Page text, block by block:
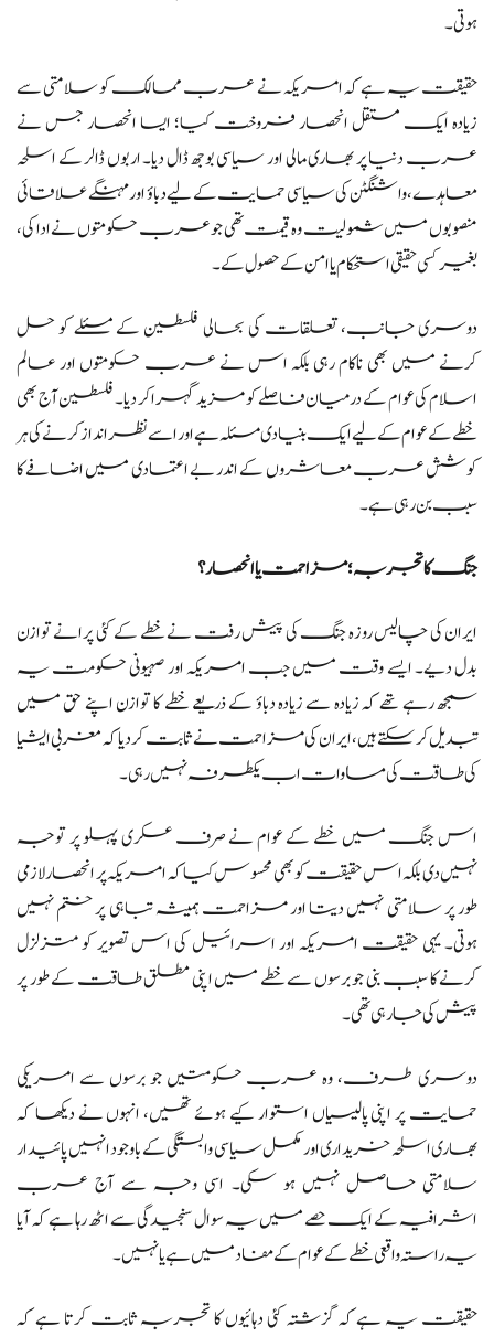
ہوتی۔
حقیقت یہ ہے کہ امریکہ نے عرب ممالک کو سلامتی سے
زیادہ ایک مستقل انحصار فروخت کیا؛ ایسا انحصار جس نے
عرب دنیا پر بھاری مالی اور سیاسی بوجھ ڈال دیا۔ اربوں ڈالر کے اسلحہ
معاہدے، واشنگٹن کی سیاسی حمایت کے لیے دباؤ اور مہنگے علاقائی
منصوبوں میں شمولیت وہ قیمت تھی جو عرب حکومتوں نے ادا کی،
بغیر کسی حقیقی استحکام یا امن کے حصول کے۔
دوسری جانب، تعلقات کی بحالی فلسطین کے مسئلے کو حل
کرنے میں بھی ناکام رہی بلکہ اس نے عرب حکومتوں اور عالم
اسلام کی عوام کے درمیان فاصلے کو مزید گہرا کر دیا۔ فلسطین آج بھی
خطے کے عوام کے لیے ایک بنیادی مسئلہ ہے اور اسے نظر انداز کرنے کی ہر
کوشش عرب معاشروں کے اندر بے اعتمادی میں اضافے کا
سبب بن رہی ہے۔
جنگ کا تجربہ؛ مزاحمت یا انحصار؟
ایران کی چالیس روزہ جنگ کی پیش رفت نے خطے کے کئی پرانے توازن
بدل دیے۔ ایسے وقت میں جب امریکہ اور صہیونی حکومت یہ
سمجھ رہے تھے کہ زیادہ سے زیادہ دباؤ کے ذریعے خطے کا توازن اپنے حق میں
تبدیل کر سکتے ہیں، ایران کی مزاحمت نے ثابت کر دیا کہ مغربی ایشیا
کی طاقت کی مساوات اب یکطرفہ نہیں رہی۔
اس جنگ میں خطے کے عوام نے صرف عسکری پہلو پر توجہ
نہیں دی بلکہ اس حقیقت کو بھی محسوس کیا کہ امریکہ پر انحصار لازمی
طور پر سلامتی نہیں دیتا اور مزاحمت ہمیشہ تباہی پر ختم نہیں
ہوتی۔ یہی حقیقت امریکہ اور اسرائیل کی اس تصویر کو متزلزل
کرنے کا سبب بنی جو برسوں سے خطے میں اپنی مطلق طاقت کے طور پر
پیش کی جا رہی تھی۔
دوسری طرف، وہ عرب حکومتیں جو برسوں سے امریکی
حمایت پر اپنی پالیسیاں استوار کیے ہوئے تھیں، انہوں نے دیکھا کہ
بھاری اسلحہ خریداری اور مکمل سیاسی وابستگی کے باوجود انہیں پائیدار
سلامتی حاصل نہیں ہو سکی۔ اسی وجہ سے آج عرب
اشرافیہ کے ایک حصے میں یہ سوال سنجیدگی سے اٹھ رہا ہے کہ آیا
یہ راستہ واقعی خطے کے عوام کے مفاد میں ہے یا نہیں۔
حقیقت یہ ہے کہ گزشتہ کئی دہائیوں کا تجربہ ثابت کرتا ہے کہ